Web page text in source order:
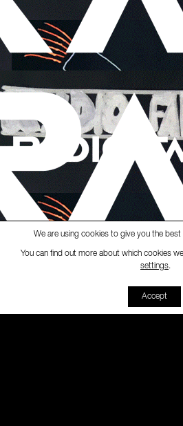
We are using cookies to give you the
You can find out more about which cookies
settings.
Accept